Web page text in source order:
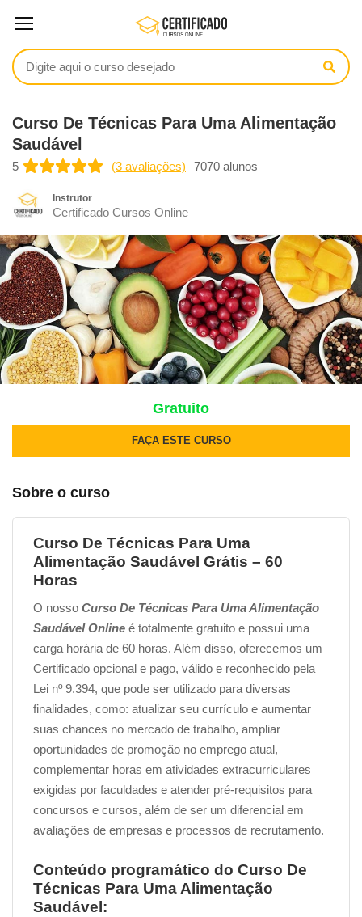
Curso De Técnicas Para Uma Alimentação
Saudável
5 (3 avaliações) 7070 alunos
Instrutor
Certificado Cursos Online
Gratuito
FAÇA ESTE CURSO
Sobre o curso
Curso De Técnicas Para Uma
Alimentação Saudável Grátis – 60
Horas
O nosso Curso De Técnicas Para Uma Alimentação
Saudável Online é totalmente gratuito e possui uma
carga horária de 60 horas. Além disso, oferecemos um
Certificado opcional e pago, válido e reconhecido pela
Lei nº 9.394, que pode ser utilizado para diversas
finalidades, como: atualizar seu currículo e aumentar
suas chances no mercado de trabalho, ampliar
oportunidades de promoção no emprego atual,
complementar horas em atividades extracurriculares
exigidas por faculdades e atender pré-requisitos para
concursos e cursos, além de ser um diferencial em
avaliações de empresas e processos de recrutamento.
Conteúdo programático do Curso De
Técnicas Para Uma Alimentação
Saudável: